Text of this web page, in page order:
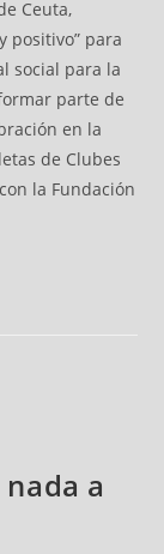
Ceuta,
positivo” para
social para la
parte de
en la
de Clubes
la Fundación
a